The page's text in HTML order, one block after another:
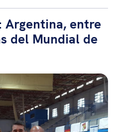
Argentina, entre
del Mundial de